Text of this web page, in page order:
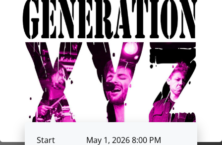
Start
May 1, 2026 8:00 PM